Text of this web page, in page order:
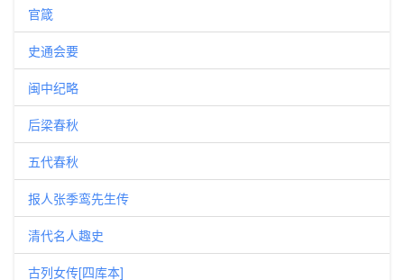
官箴
史通会要
闽中纪略
后梁春秋
五代春秋
报人张季鸾先生传
清代名人趣史
古列女传[四库本]